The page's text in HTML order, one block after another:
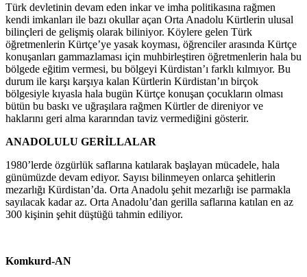
Türk devletinin devam eden inkar ve imha politikasına rağmen
kendi imkanları ile bazı okullar açan Orta Anadolu Kürtlerin ulusal
bilinçleri de gelişmiş olarak biliniyor. Köylere gelen Türk
öğretmenlerin Kürtçe’ye yasak koyması, öğrenciler arasında Kürtçe
konuşanları gammazlaması için muhbirleştiren öğretmenlerin hala bu
bölgede eğitim vermesi, bu bölgeyi Kürdistan’ı farklı kılmıyor. Bu
durum ile karşı karşıya kalan Kürtlerin Kürdistan’ın birçok
bölgesiyle kıyasla hala bugün Kürtçe konuşan çocukların olması
bütün bu baskı ve uğraşılara rağmen Kürtler de direniyor ve
haklarını geri alma kararından taviz vermediğini gösterir.
ANADOLULU GERİLLALAR
1980’lerde özgürlük saflarına katılarak başlayan mücadele, hala
günümüzde devam ediyor. Sayısı bilinmeyen onlarca şehitlerin
mezarlığı Kürdistan’da. Orta Anadolu şehit mezarlığı ise parmakla
sayılacak kadar az. Orta Anadolu’dan gerilla saflarına katılan en az
300 kişinin şehit düştüğü tahmin ediliyor.
Komkurd-AN